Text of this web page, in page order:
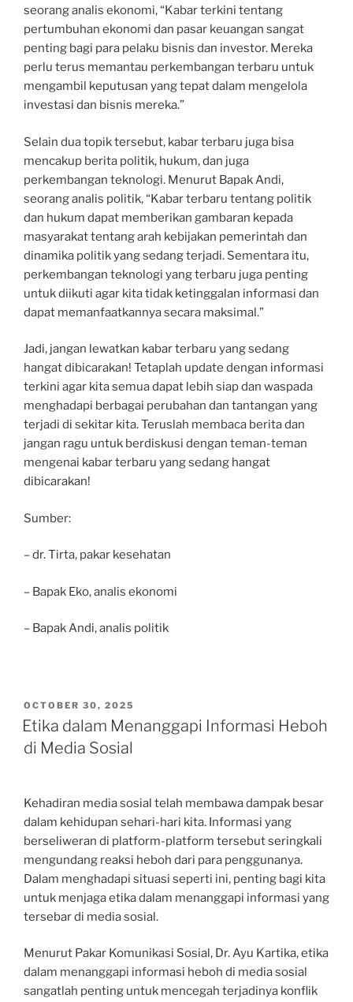
seorang analis ekonomi, “Kabar terkini tentang
pertumbuhan ekonomi dan pasar keuangan sangat
penting bagi para pelaku bisnis dan investor. Mereka
perlu terus memantau perkembangan terbaru untuk
mengambil keputusan yang tepat dalam mengelola
investasi dan bisnis mereka.”
Selain dua topik tersebut, kabar terbaru juga bisa
mencakup berita politik, hukum, dan juga
perkembangan teknologi. Menurut Bapak Andi,
seorang analis politik, “Kabar terbaru tentang politik
dan hukum dapat memberikan gambaran kepada
masyarakat tentang arah kebijakan pemerintah dan
dinamika politik yang sedang terjadi. Sementara itu,
perkembangan teknologi yang terbaru juga penting
untuk diikuti agar kita tidak ketinggalan informasi dan
dapat memanfaatkannya secara maksimal.”
Jadi, jangan lewatkan kabar terbaru yang sedang
hangat dibicarakan! Tetaplah update dengan informasi
terkini agar kita semua dapat lebih siap dan waspada
menghadapi berbagai perubahan dan tantangan yang
terjadi di sekitar kita. Teruslah membaca berita dan
jangan ragu untuk berdiskusi dengan teman-teman
mengenai kabar terbaru yang sedang hangat
dibicarakan!
Sumber:
– dr. Tirta, pakar kesehatan
– Bapak Eko, analis ekonomi
– Bapak Andi, analis politik
POSTED
ON
OCTOBER 30, 2025
Etika dalam Menanggapi Informasi Heboh
di Media Sosial
Kehadiran media sosial telah membawa dampak besar
dalam kehidupan sehari-hari kita. Informasi yang
berseliweran di platform-platform tersebut seringkali
mengundang reaksi heboh dari para penggunanya.
Dalam menghadapi situasi seperti ini, penting bagi kita
untuk menjaga etika dalam menanggapi informasi yang
tersebar di media sosial.
Menurut Pakar Komunikasi Sosial, Dr. Ayu Kartika, etika
dalam menanggapi informasi heboh di media sosial
sangatlah penting untuk mencegah terjadinya konflik